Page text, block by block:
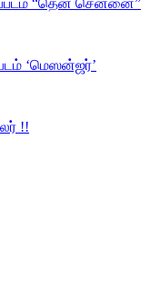
‘மெஸன்ஜர்’
!!